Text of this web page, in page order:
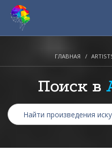
ГЛАВНАЯ
Поиск в